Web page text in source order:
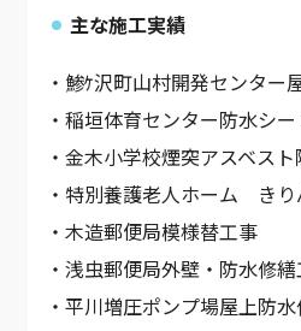
主な施工実績
・鯵ｹ沢町山村開発センター
・稲垣体育センター防水シ
・金木小学校煙突アスベス
・特別養護老人ホーム き
・木造郵便局模様替工事
・浅虫郵便局外壁・防水修
・平川増圧ポンプ場屋上防